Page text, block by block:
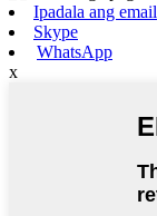
Ipadala ang email
Skype
WhatsApp
x